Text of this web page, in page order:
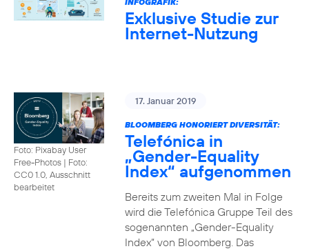
Exklusive Studie zur
Internet-Nutzung
Foto: Pixabay User
Free-Photos | Foto:
CC0 1.0, Ausschnitt
bearbeitet
17. Januar 2019
BLOOMBERG HONORIERT DIVERSITÄT:
Telefónica in
„Gender-Equality
Index“ aufgenommen
Bereits zum zweiten Mal in Folge
wird die Telefónica Gruppe Teil des
sogenannten „Gender-Equality
Index“ von Bloomberg. Das